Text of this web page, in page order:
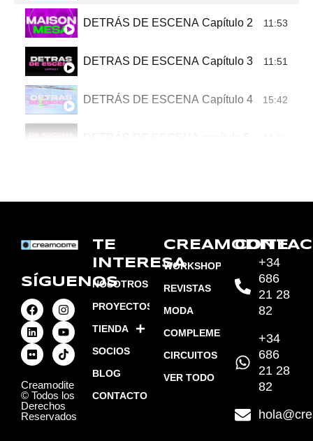
DETRÁS DE ESCENA Capítulo 2 11:53
DETRAS DE ESCENA Capítulo 3 11:51
DETRÁS DE ESCENA Capítulo 4 15:42
SÍGUENOS
Creamodite
© Todos los
Derechos
Reservados
TE
INTERESA
NOSOTROS
PROYECTOS
TIENDA
SOCIOS
BLOG
CONTACTO
CREAMODITE
WORKSHOPS
REVISTAS
MODA
COMPLEMENTOS
CIRCUITOS
VER TODO
+34
686
21 28
82
+34
686
21 28
82